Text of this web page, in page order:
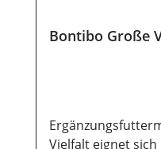
sollten sie vor
Bontibo Große
Vielfalt eignet